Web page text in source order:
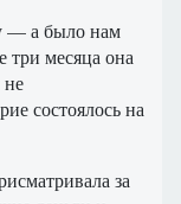
— а было нам
три месяца она
состоялось на
за